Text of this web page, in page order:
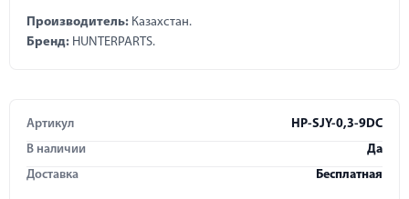
Производитель: Казахстан.
Бренд: HUNTERPARTS.
Артикул
HP-SJY-0,3-9DC
В наличии
Да
Доставка
Бесплатная